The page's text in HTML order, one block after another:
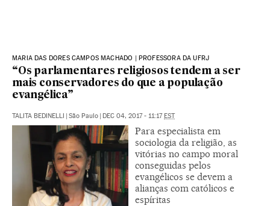
MARIA DAS DORES CAMPOS MACHADO | PROFESSORA DA UFRJ
“Os parlamentares religiosos tendem a ser
mais conservadores do que a população
evangélica”
TALITA BEDINELLI | São Paulo | DEC 04, 2017 - 11:17EST
Para especialista em
sociologia da religião, as
vitórias no campo moral
conseguidas pelos
evangélicos se devem a
alianças com católicos e
espíritas